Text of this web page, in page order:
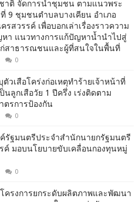
ติ จัดการน้ำชุมชน ตามแนวพระ
9 ชุมชนตำบลบางเคียน อำเภอ
รสวรรค์ เพื่อบอกเล่าเรื่องราวความ
า แนวทางการแก้ปัญหาน้ำนำไปสู่
ก่สาธารณชนและผู้ที่สนใจในพื้นที่
0
วเสือโคร่งก่อเหตุทำร้ายเจ้าหน้าที่
นลูกเสือวัย 1 ปีครึ่ง เร่งติดตาม
ตรการป้องกัน
0
รัฐมนตรีประจำสำนักนายกรัฐมนตรี
ค์ มอบนโยบายขับเคลื่อนกองทุนหมู่
0
โครงการยกระดับผลิตภาพและพัฒนา